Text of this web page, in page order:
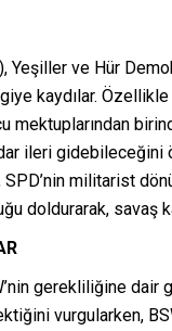
Yeşiller ve Hür
kaydılar.
mektuplarından
ileri
militarist
doldurarak, savaş
gerekliliğine
vurgularken,